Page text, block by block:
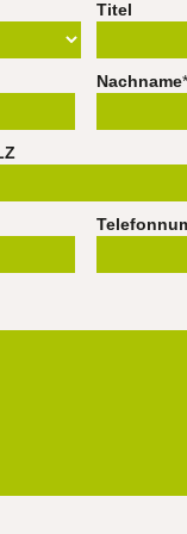
Titel
Nachname*